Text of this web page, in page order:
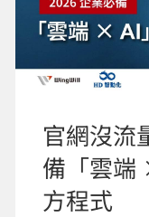
官網沒流
備「雲端
方程式